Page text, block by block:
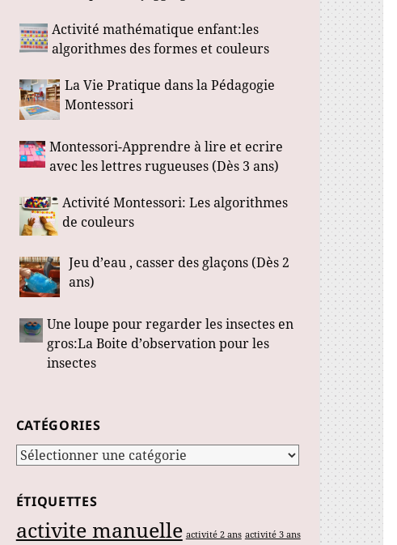
Activité mathématique enfant:les
algorithmes des formes et couleurs
La Vie Pratique dans la Pédagogie
Montessori
Montessori-Apprendre à lire et ecrire
avec les lettres rugueuses (Dès 3 ans)
Activité Montessori: Les algorithmes
de couleurs
Jeu d’eau , casser des glaçons (Dès 2
ans)
Une loupe pour regarder les insectes en
gros:La Boite d’observation pour les
insectes
CATÉGORIES
Catégories
ÉTIQUETTES
activite manuelle activité 2 ans activité 3 ans